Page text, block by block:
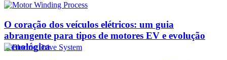
O coração dos veículos elétricos: um guia
abrangente para tipos de motores EV e evolução
tecnológica